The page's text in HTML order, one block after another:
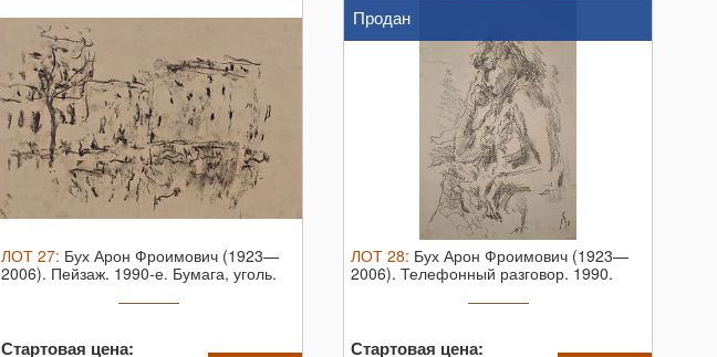
ЛОТ 27: Бух Арон Фроимович (1923—
2006). Пейзаж. 1990-е. Бумага, уголь.
Стартовая цена:
Продан
ЛОТ 28: Бух Арон Фроимович (1923—
2006). Телефонный разговор. 1990.
Стартовая цена: